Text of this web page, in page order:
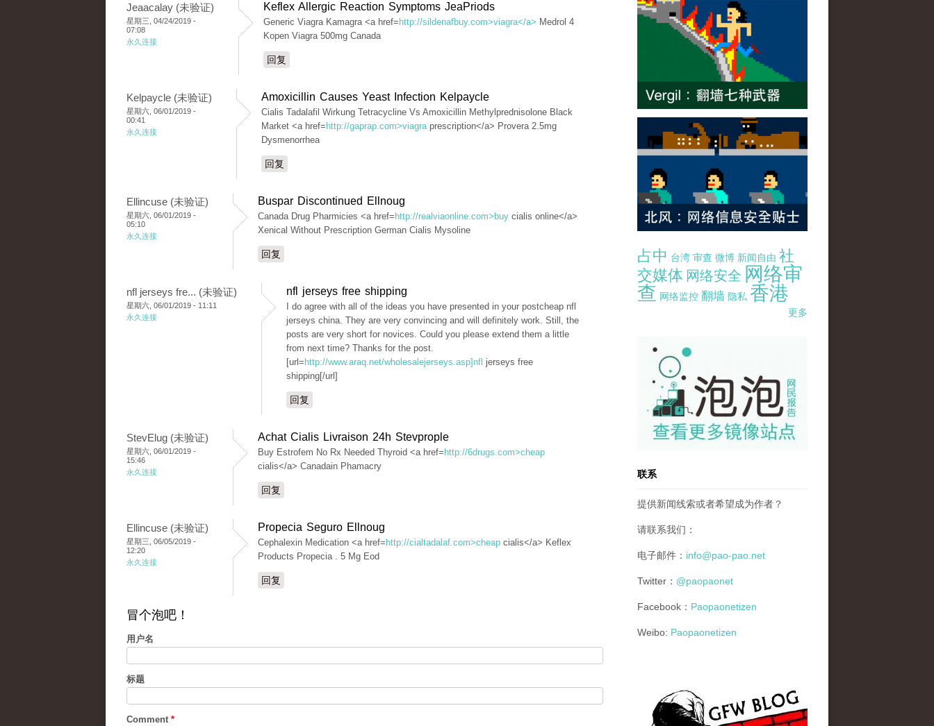
Jeaacalay (未验证)
星期三, 04/24/2019 -
07:08
永久连接
Keflex Allergic Reaction Symptoms JeaPriods
Generic Viagra Kamagra <a href= http://sildenafbuy.com>viagra</a> Medrol 4
Kopen Viagra 500mg Canada
回复
Kelpaycle (未验证)
星期六, 06/01/2019 -
00:41
永久连接
Amoxicillin Causes Yeast Infection Kelpaycle
Cialis Tadalafil Wirkung Tetracycline Vs Amoxicillin Methylprednisolone Black
Market <a href= http://gaprap.com>viagraprescription</a> Provera 2.5mg
Dysmenorrhea
回复
Ellincuse (未验证)
星期六, 06/01/2019 -
05:10
永久连接
Buspar Discontinued Ellnoug
Canada Drug Pharmicies <a href= http://realviaonline.com>buy cialis online</a>
Xenical Without Prescription German Cialis Mysoline
回复
nfl jerseys fre... (未验证)
星期六, 06/01/2019 - 11:11
永久连接
nfl jerseys free shipping
I do agree with all of the ideas you have presented in your postcheap nfl
jerseys china. They are very convincing and will definitely work. Still, the
posts are very short for novices. Could you please extend them a little
from next time? Thanks for the post.
[url= http://www.araq.net/wholesalejerseys.asp]nfl jerseys free
shipping[/url]
回复
StevElug (未验证)
星期六, 06/01/2019 -
15:46
永久连接
Achat Cialis Livraison 24h Stevprople
Buy Estrofem No Rx Needed Thyroid <a href= http://6drugs.com>cheap
cialis</a> Canadain Phamacry
回复
Ellincuse (未验证)
星期三, 06/05/2019 -
12:20
永久连接
Propecia Seguro Ellnoug
Cephalexin Medication <a href= http://cialtadalaf.com>cheap cialis</a> Keflex
Products Propecia . 5 Mg Eod
回复
冒个泡吧！
用户名
标题
Comment *
占中 台湾 审查 微博 新闻自由 社
交媒体 网络安全 网络审
查 网络监控 翻墙 隐私 香港
更多
pao-pao-banner-mirror-site-120814.jpg
联系
提供新闻线索或者希望成为作者？
请联系我们：
电子邮件： info@pao-pao.net
Twitter： @paopaonet
Facebook： Paopaonetizen
Weibo: Paopaonetizen
gfw_blog_small.jpg